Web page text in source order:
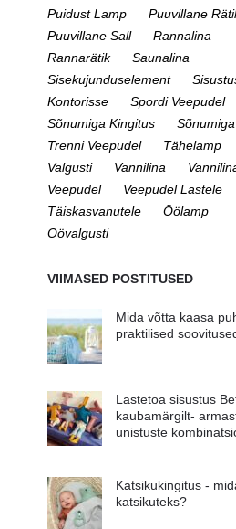
Puidust Lamp
Puuvillane
Puuvillane Sall
Rannalina
Rannarätik
Saunalina
Sisekujunduselement
Kontorisse
Spordi Veepudel
Sõnumiga Kingitus
Trenni Veepudel
Tähelamp
Valgusti
Vannilina
Veepudel
Veepudel Lastele
Täiskasvanutele
Öölamp
Öövalgusti
VIIMASED POSTITUSED
Mida võtta kaasa
praktilised
Lastetoa sisustus
kaubamärgilt-
unistuste
Katsikukingitus -
katsikuteks?